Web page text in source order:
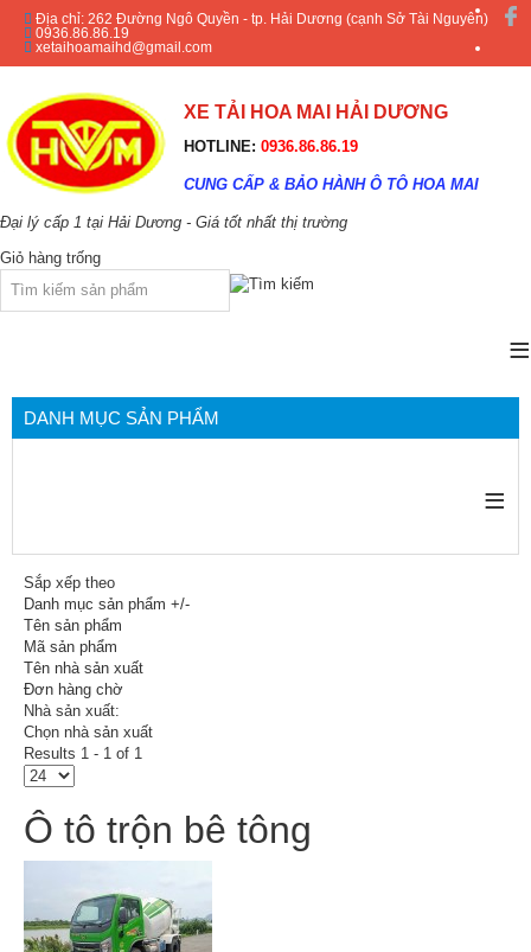
Địa chỉ: 262 Đường Ngô Quyền - tp. Hải Dương (cạnh Sở Tài Nguyên)
0936.86.86.19
xetaihoamaihd@gmail.com
XE TẢI HOA MAI HẢI DƯƠNG
HOTLINE: 0936.86.86.19
CUNG CẤP & BẢO HÀNH Ô TÔ HOA MAI
Đại lý cấp 1 tại Hải Dương - Giá tốt nhất thị trường
Giỏ hàng trống
≡
DANH MỤC SẢN PHẨM
≡
Sắp xếp theo
Danh mục sản phẩm +/-
Tên sản phẩm
Mã sản phẩm
Tên nhà sản xuất
Đơn hàng chờ
Nhà sản xuất:
Chọn nhà sản xuất
Results 1 - 1 of 1
Ô tô trộn bê tông